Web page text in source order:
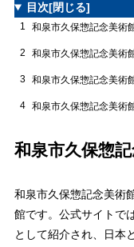
目次[閉じる]
1 和泉市久保惣記念美術
2 和泉市久保惣記念美術
3 和泉市久保惣記念美術
4 和泉市久保惣記念美術
和泉市久保惣
和泉市久保惣記念美術
館です。公式サイトで
として紹介され、日本